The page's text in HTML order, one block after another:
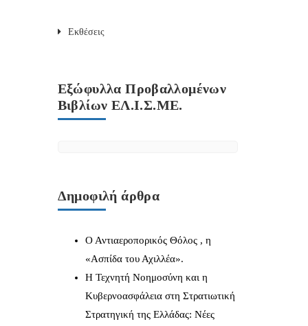
Εκθέσεις
Εξώφυλλα Προβαλλομένων
Βιβλίων ΕΛ.Ι.Σ.ΜΕ.
Δημοφιλή άρθρα
Ο Αντιαεροπορικός Θόλος , η
«Ασπίδα του Αχιλλέα».
Η Τεχνητή Νοημοσύνη και η
Κυβερνοασφάλεια στη Στρατιωτική
Στρατηγική της Ελλάδας: Νέες